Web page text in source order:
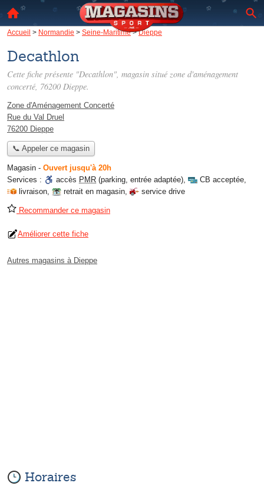
Accueil > Normandie > Seine-Maritime>Dieppe
Decathlon
Cette fiche présente "Decathlon", magasin situé zone d'aménagement
concerté, 76200 Dieppe.
Zone d'Aménagement Concerté
Rue du Val Druel
76200 Dieppe
📞 Appeler ce magasin
Magasin - Ouvert jusqu'à 20h
Services :
accès PMR (parking, entrée adaptée), CB acceptée,
livraison, retrait en magasin, service drive
Recommander ce magasin
Améliorer cette fiche
Autres magasins à Dieppe
Horaires